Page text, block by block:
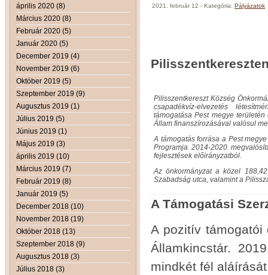
április 2020 (8)
Március 2020 (8)
Február 2020 (5)
Január 2020 (5)
December 2019 (4)
November 2019 (6)
Október 2019 (5)
Szeptember 2019 (9)
Augusztus 2019 (1)
Július 2019 (5)
Június 2019 (1)
Május 2019 (3)
április 2019 (10)
Március 2019 (7)
Február 2019 (8)
Január 2019 (5)
December 2018 (10)
November 2018 (19)
Október 2018 (13)
Szeptember 2018 (9)
Augusztus 2018 (3)
Július 2018 (3)
2021. február 12 - Kategória: Pályázatok
Pilisszentkereszt Község
csapadékvíz-elvezetés
támogatása Pest megye
Állam finanszírozásával valósul
A támogatás forrása a Pest
Programja 2014-2020
fejlesztések előirányzatból.
Az önkormányzat a közel
Szabadság utca, valamint a
A Támogatási
A pozitív támogatói
Államkincstár.
mindkét fél